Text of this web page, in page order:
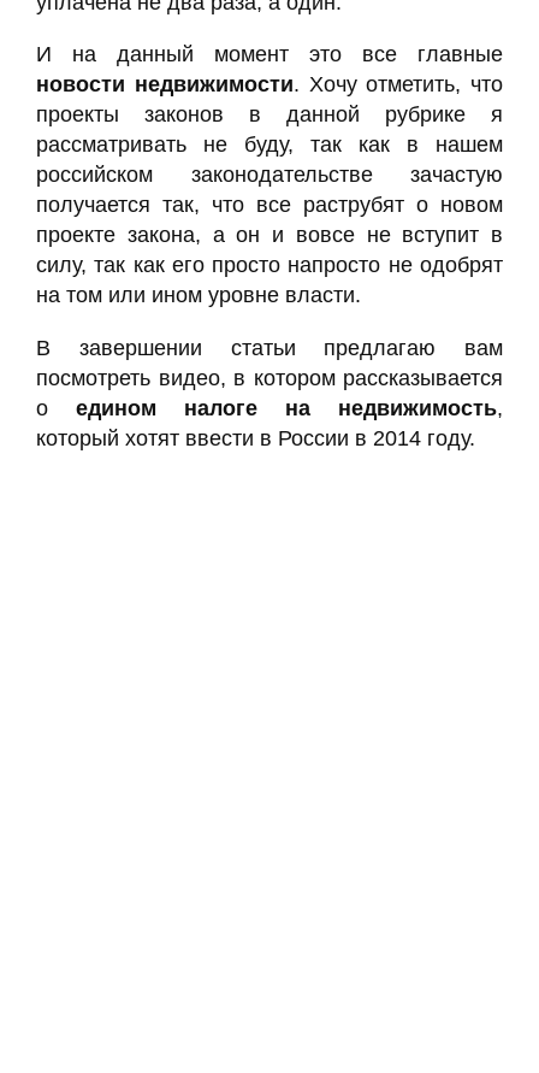
И на данный момент это все главные
новости недвижимости. Хочу отметить, что
проекты законов в данной рубрике я
рассматривать не буду, так как в нашем
российском законодательстве зачастую
получается так, что все раструбят о новом
проекте закона, а он и вовсе не вступит в
силу, так как его просто напросто не одобрят
на том или ином уровне власти.
В завершении статьи предлагаю вам
посмотреть видео, в котором рассказывается
о едином налоге на недвижимость,
который хотят ввести в России в 2014 году.